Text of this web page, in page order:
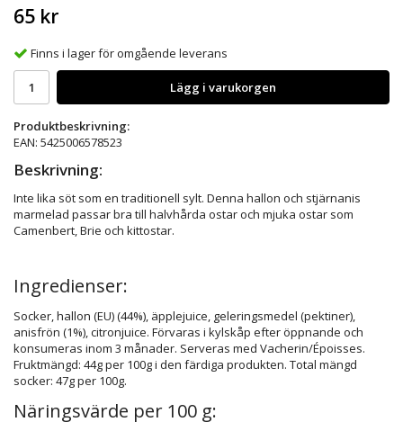
65 kr
Finns i lager för omgående leverans
Lägg i varukorgen
Produktbeskrivning:
EAN: 5425006578523
Beskrivning:
Inte lika söt som en traditionell sylt. Denna hallon och stjärnanis
marmelad passar bra till halvhårda ostar och mjuka ostar som
Camenbert, Brie och kittostar.
Ingredienser:
Socker, hallon (EU) (44%), äpplejuice, geleringsmedel (pektiner),
anisfrön (1%), citronjuice. Förvaras i kylskåp efter öppnande och
konsumeras inom 3 månader. Serveras med Vacherin/Époisses.
Fruktmängd: 44g per 100g i den färdiga produkten. Total mängd
socker: 47g per 100g.
Näringsvärde per 100 g: